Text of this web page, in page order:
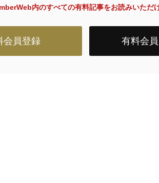
内のすべての有料記事をお読みいただけ
会員登録 有料会